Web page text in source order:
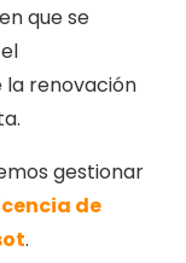
que se
la renovación
gestionar
de
.